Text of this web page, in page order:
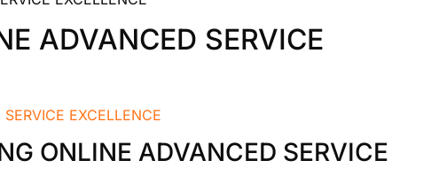
ADVANCED SERVICE
ONLINE ADVANCED SERVICE